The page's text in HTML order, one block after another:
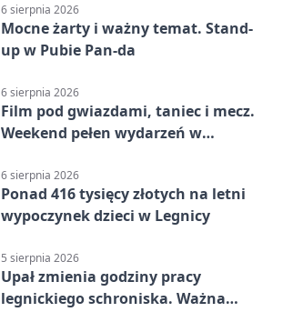
6 sierpnia 2026
Mocne żarty i ważny temat. Stand-
up w Pubie Pan-da
6 sierpnia 2026
Film pod gwiazdami, taniec i mecz.
Weekend pełen wydarzeń w
6 sierpnia 2026
Ponad 416 tysięcy złotych na letni
wypoczynek dzieci w Legnicy
5 sierpnia 2026
Upał zmienia godziny pracy
legnickiego schroniska. Ważna